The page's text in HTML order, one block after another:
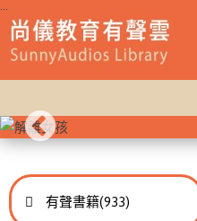
:::
進入
有聲書籍此分類有
(933)